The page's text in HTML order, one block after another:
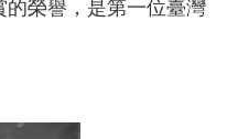
榮譽，是第一位臺灣